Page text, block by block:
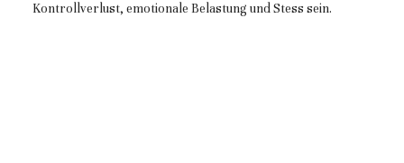
Kontrollverlust, emotionale Belastung und Stess sein.